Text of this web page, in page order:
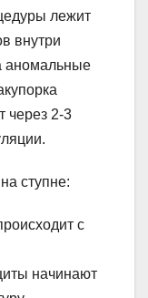
лежит
внутри
аномальные
через 2-3
ступне:
с
начинают